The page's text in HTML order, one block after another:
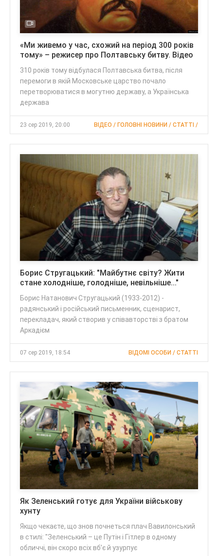
«Ми живемо у час, схожий на період 300 років
тому» – режисер про Полтавську битву. Відео
310 років тому відбулася Полтавська битва, після
перемоги в якій Московське царство почало
перетворюватися в могутню державу, а Українська
держава
23 сер 2019, 20:00 ВІДЕО / ГОЛОВНІ НОВИНИ / CТАТТІ /
Борис Стругацький: "Майбутнє світу? Жити
стане холодніше, голодніше, невільніше..."
Борис Натанович Стругацький (1933-2012) -
радянський і російський письменник, сценарист,
перекладач, який створив у співавторстві з братом
Аркадієм
07 сер 2019, 18:54 ВІДОМІ ОСОБИ / CТАТТІ
Як Зеленський готує для України військову
хунту
Якщо чекаєте, що знов почнеться плач Вавилонський
в стилі: "Зеленський – це Путін і Гітлер в одному
обличчі, він скоро всіх вб’є й узурпує